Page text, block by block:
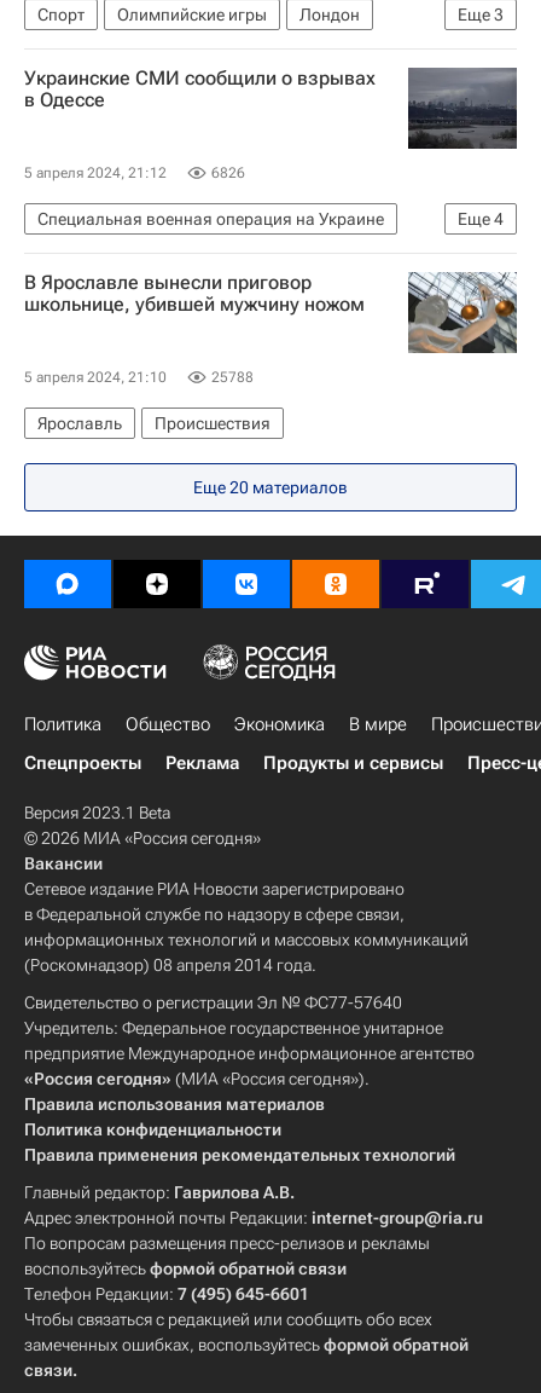
Еще3
Спорт Олимпийские игры
Лондон
Турция
Мария Савинова
Украинские СМИ сообщили о взрывах
в Одессе
5 апреля 2024, 21:12 6826
Еще4
Специальная военная операция на Украине
В мире
Украина
Одесса
Кировоградская область
В Ярославле вынесли приговор
школьнице, убившей мужчину ножом
5 апреля 2024, 21:10 25788
Ярославль Происшествия
Еще 20 материалов
Политика Общество Экономика В мире
Спецпроекты
Реклама Продукты и сервисы Пресс-
Версия 2023.1 Beta
© 2026 МИА «Россия сегодня»
Вакансии
Сетевое издание РИА Новости зарегистрировано
в Федеральной службе по надзору в сфере связи,
информационных технологий и массовых коммуникаций
(Роскомнадзор) 08 апреля 2014 года.
Свидетельство о регистрации Эл № ФС77-57640
Учредитель: Федеральное государственное унитарное
предприятие Международное информационное агентство
«Россия сегодня» (МИА «Россия сегодня»).
Правила использования материалов
Политика конфиденциальности
Правила применения рекомендательных технологий
Главный редактор: Гаврилова А.В.
Адрес электронной почты Редакции: internet-group@ria.ru
По вопросам размещения пресс-релизов и рекламы
воспользуйтесьформой обратной связи
Телефон Редакции: 7 (495) 645-6601
Чтобы связаться с редакцией или сообщить обо всех
замеченных ошибках, воспользуйтесьформой обратной
связи.